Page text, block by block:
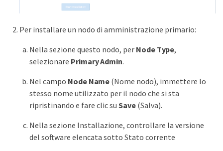
Per installare un nodo di amministrazione primario:
Nella sezione questo nodo, per Node Type,
selezionare Primary Admin.
Nel campo Node Name (Nome nodo), immettere lo
stesso nome utilizzato per il nodo che si sta
ripristinando e fare clic su Save(Salva).
Nella sezione Installazione, controllare la versione
del software elencata sotto Stato corrente